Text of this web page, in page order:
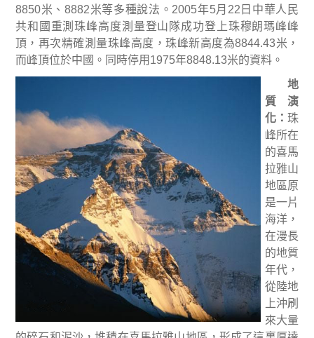
8850米 、 8882米等多種說法。 2005年5月 22 日 中華人民
共和國重測珠峰高度測量登山隊成功登上珠穆朗瑪峰峰
頂，再次精確測量珠峰高度，珠峰新高度為8844.43米 ，
而峰頂位於中國。同時停用 1975年8848.13米的資料。
地
質演
化 ： 珠
峰所在
的喜馬
拉雅山
地區原
是一片
海洋，
在漫長
的地質
年代，
從陸地
上沖刷
來大量